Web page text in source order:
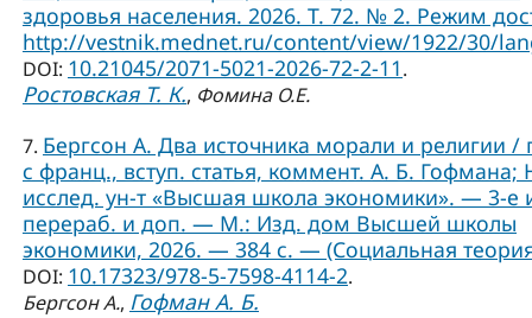
здоровья населения. 2026. Т. 72. № 2. Режим
http://vestnik.mednet.ru/content/view/1922/30/
DOI: 10.21045/2071-5021-2026-72-2-11.
Ростовская Т. К., Фомина О.Е.
7. Бергсон А. Два источника морали и религии /
с франц., вступ. статья, коммент. А. Б. Гофмана;
исслед. ун-т «Высшая школа экономики». — 3-е
перераб. и доп. — М.: Изд. дом Высшей школы
экономики, 2026. — 384 с. — (Социальная
DOI: 10.17323/978-5-7598-4114-2.
Бергсон А., Гофман А. Б.